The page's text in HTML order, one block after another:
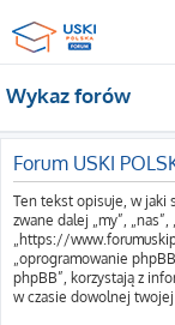
Wykaz forów
Forum USKI
Ten tekst opisuje, w jaki
zwane dalej „my”, „nas”,
„https://
„oprogramowanie
phpBB”, korzystają z
w czasie dowolnej